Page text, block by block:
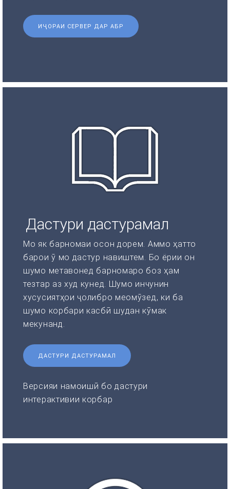
ИҶОРАИ СЕРВЕР ДАР АБР
Дастури дастурамал
Мо як барномаи осон дорем. Аммо ҳатто
барои ӯ мо дастур навиштем. Бо ёрии он
шумо метавонед барномаро боз ҳам
тезтар аз худ кунед. Шумо инчунин
хусусиятҳои ҷолибро меомӯзед, ки ба
шумо корбари касбӣ шудан кӯмак
мекунанд.
ДАСТУРИ ДАСТУРАМАЛ
Версияи намоишӣ бо дастури
интерактивии корбар